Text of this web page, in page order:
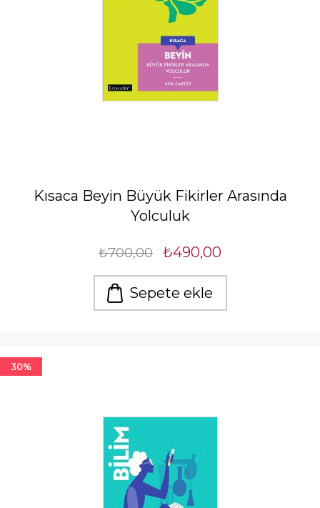
Kısaca Beyin Büyük Fikirler Arasında
Yolculuk
₺700,00 ₺490,00
Sepete ekle
30%